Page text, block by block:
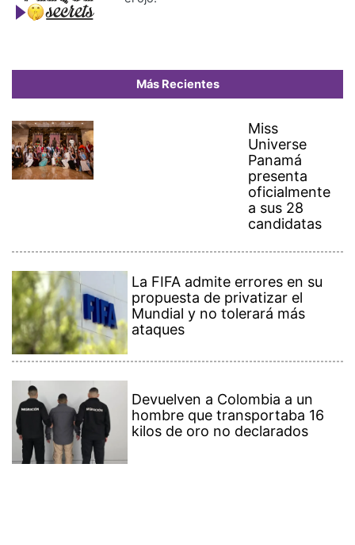
Más Recientes
Miss
Universe
Panamá
presenta
oficialmente
a sus 28
candidatas
La FIFA admite errores en su
propuesta de privatizar el
Mundial y no tolerará más
ataques
Devuelven a Colombia a un
hombre que transportaba 16
kilos de oro no declarados